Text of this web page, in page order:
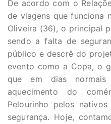
De acordo com o
de viagens que funciona
Oliveira (36), o principal
sendo a falta de
público e descrê do
evento como a Copa, o
que em dias
aquecimento do
Pelourinho pelos
segurança. Hoje,